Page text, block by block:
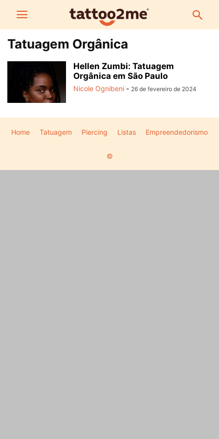
Tatuagem Orgânica
Hellen Zumbi: Tatuagem
Orgânica em São Paulo
Nicole Ognibeni - 26 de fevereiro de 2024
Home Tatuagem Piercing Listas Empreendedorismo
©